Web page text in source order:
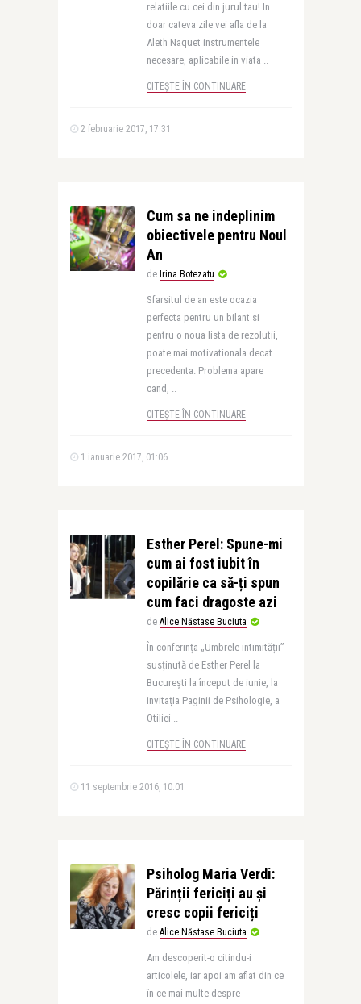
relatiile cu cei din jurul tau! In
doar cateva zile vei afla de la
Aleth Naquet instrumentele
necesare, aplicabile in viata ..
CITEȘTE ÎN CONTINUARE
2 februarie 2017, 17:31
Cum sa ne indeplinim
obiectivele pentru Noul
An
de Irina Botezatu
Sfarsitul de an este ocazia
perfecta pentru un bilant si
pentru o noua lista de rezolutii,
poate mai motivationala decat
precedenta. Problema apare
cand, ..
CITEȘTE ÎN CONTINUARE
1 ianuarie 2017, 01:06
Esther Perel: Spune-mi
cum ai fost iubit în
copilărie ca să-ți spun
cum faci dragoste azi
de Alice Năstase Buciuta
În conferința „Umbrele intimității”
susținută de Esther Perel la
București la început de iunie, la
invitația Paginii de Psihologie, a
Otiliei ..
CITEȘTE ÎN CONTINUARE
11 septembrie 2016, 10:01
Psiholog Maria Verdi:
Părinții fericiți au și
cresc copii fericiți
de Alice Năstase Buciuta
Am descoperit-o citindu-i
articolele, iar apoi am aflat din ce
în ce mai multe despre